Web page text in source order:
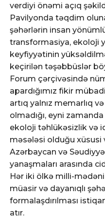
verdiyi önəmi açıq
Pavilyonda təqdim
şəhərlərin insan
transformasiya, ekoloji
keyfiyyətinin
keçirilən təşəbbüslər
Forum çərçivəsində
apardığımız fikir
artıq yalnız memarlıq
olmadığı, eyni
ekoloji təhlükəsizlik və
məsələsi olduğu xüsusi
Azərbaycan və
yanaşmaları arasında
Hər iki ölkə milli-
müasir və dayanıqlı
formalaşdırılması
atır.